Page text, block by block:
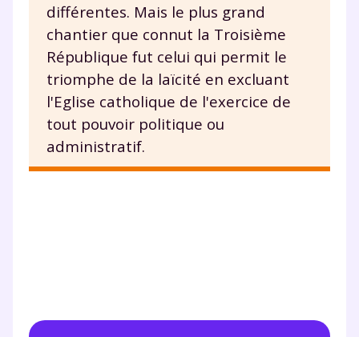
différentes. Mais le plus grand
chantier que connut la Troisième
République fut celui qui permit le
triomphe de la laïcité en excluant
l'Eglise catholique de l'exercice de
tout pouvoir politique ou
administratif.
TESTER GRATUITEMENT
* Votre code d'accès sera envoyé à cette adresse e-mail. En
renseignant votre e-mail, vous consentez à ce que vos
données à caractère personnel soient traitées par SEJER, sous
la marque myMaxicours, afin que SEJER puisse vous donner
accès au service de soutien scolaire pendant 24h. Pour en
savoir plus sur la gestion de vos données personnelles et
pour exercer vos droits, vous pouvez consulter
charte.